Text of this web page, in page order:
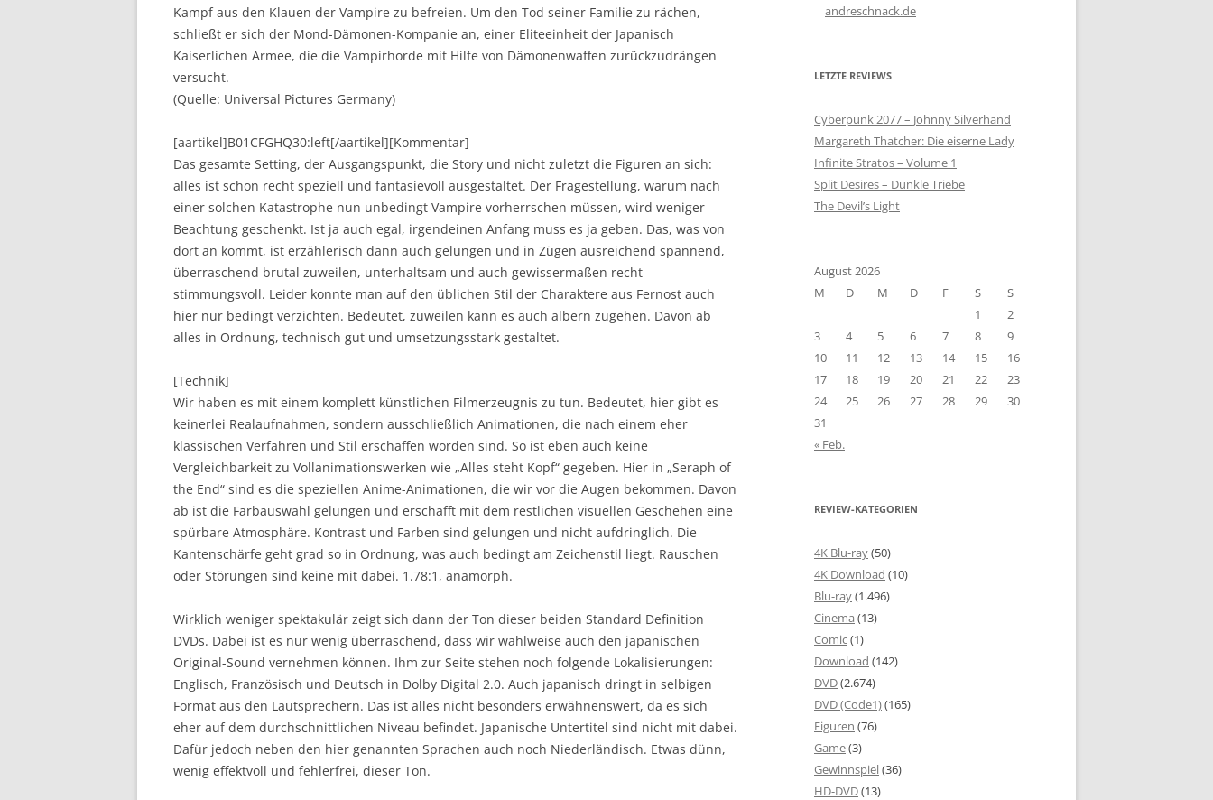
Kampf aus den Klauen der Vampire zu befreien. Um den Tod seiner Familie zu rächen,
schließt er sich der Mond-Dämonen-Kompanie an, einer Eliteeinheit der Japanisch
Kaiserlichen Armee, die die Vampirhorde mit Hilfe von Dämonenwaffen zurückzudrängen
versucht.
(Quelle: Universal Pictures Germany)
[aartikel]B01CFGHQ30:left[/aartikel][Kommentar]
Das gesamte Setting, der Ausgangspunkt, die Story und nicht zuletzt die Figuren an sich:
alles ist schon recht speziell und fantasievoll ausgestaltet. Der Fragestellung, warum nach
einer solchen Katastrophe nun unbedingt Vampire vorherrschen müssen, wird weniger
Beachtung geschenkt. Ist ja auch egal, irgendeinen Anfang muss es ja geben. Das, was von
dort an kommt, ist erzählerisch dann auch gelungen und in Zügen ausreichend spannend,
überraschend brutal zuweilen, unterhaltsam und auch gewissermaßen recht
stimmungsvoll. Leider konnte man auf den üblichen Stil der Charaktere aus Fernost auch
hier nur bedingt verzichten. Bedeutet, zuweilen kann es auch albern zugehen. Davon ab
alles in Ordnung, technisch gut und umsetzungsstark gestaltet.
[Technik]
Wir haben es mit einem komplett künstlichen Filmerzeugnis zu tun. Bedeutet, hier gibt es
keinerlei Realaufnahmen, sondern ausschließlich Animationen, die nach einem eher
klassischen Verfahren und Stil erschaffen worden sind. So ist eben auch keine
Vergleichbarkeit zu Vollanimationswerken wie „Alles steht Kopf“ gegeben. Hier in „Seraph of
the End“ sind es die speziellen Anime-Animationen, die wir vor die Augen bekommen. Davon
ab ist die Farbauswahl gelungen und erschafft mit dem restlichen visuellen Geschehen eine
spürbare Atmosphäre. Kontrast und Farben sind gelungen und nicht aufdringlich. Die
Kantenschärfe geht grad so in Ordnung, was auch bedingt am Zeichenstil liegt. Rauschen
oder Störungen sind keine mit dabei. 1.78:1, anamorph.
Wirklich weniger spektakulär zeigt sich dann der Ton dieser beiden Standard Definition
DVDs. Dabei ist es nur wenig überraschend, dass wir wahlweise auch den japanischen
Original-Sound vernehmen können. Ihm zur Seite stehen noch folgende Lokalisierungen:
Englisch, Französisch und Deutsch in Dolby Digital 2.0. Auch japanisch dringt in selbigen
Format aus den Lautsprechern. Das ist alles nicht besonders erwähnenswert, da es sich
eher auf dem durchschnittlichen Niveau befindet. Japanische Untertitel sind nicht mit dabei.
Dafür jedoch neben den hier genannten Sprachen auch noch Niederländisch. Etwas dünn,
wenig effektvoll und fehlerfrei, dieser Ton.
andreschnack.de
LETZTE REVIEWS
Cyberpunk 2077 – Johnny Silverhand
Margareth Thatcher: Die eiserne Lady
Infinite Stratos – Volume 1
Split Desires – Dunkle Triebe
The Devil’s Light
August 2026
M
D M D F S
S
1
2
3
4 5 6 7 8
9
10
11 12 13 14 15
16
17
18 19 20 21 22
23
24
25 26 27 28 29
30
31
« Feb.
REVIEW-KATEGORIEN
4K Blu-ray(50)
4K Download (10)
Blu-ray(1.496)
Cinema (13)
Comic(1)
Download (142)
DVD(2.674)
DVD (Code1)(165)
Figuren (76)
Game(3)
Gewinnspiel(36)
HD-DVD(13)